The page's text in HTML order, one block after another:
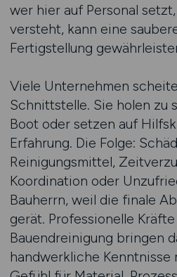
wer hier auf Personal
versteht, kann eine
Fertigstellung
Viele Unternehmen
Schnittstelle. Sie holen zu
Boot oder setzen auf
Erfahrung. Die Folge:
Reinigungsmittel,
Koordination oder
Bauherrn, weil die finale
gerät. Professionelle
Bauendreinigung bringen
handwerkliche Kenntnisse